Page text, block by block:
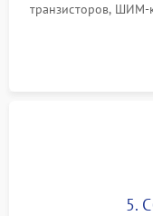
транзисторов,
памяти при
разборка
5.